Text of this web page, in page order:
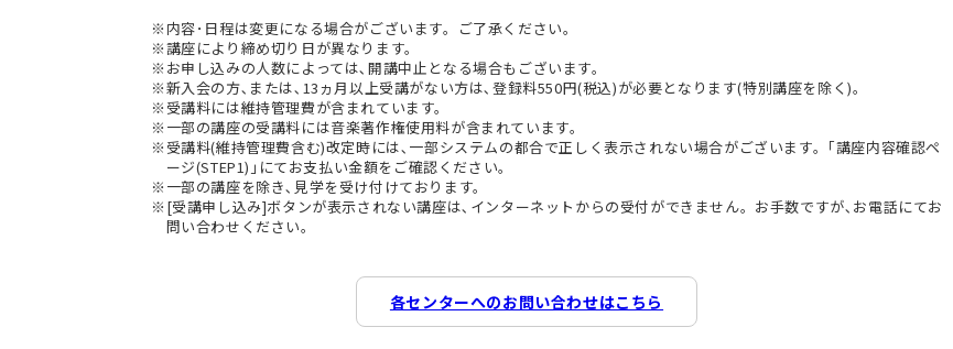
内容･日程は変更になる場合がございます。ご了承ください。
講座により締め切り日が異なります。
お申し込みの人数によっては､開講中止となる場合もございます。
新入会の方､または､13ヵ月以上受講がない方は､登録料550円(税込)が必要となります(特別講座を除く)。
受講料には維持管理費が含まれています。
一部の講座の受講料には音楽著作権使用料が含まれています。
受講料(維持管理費含む)改定時には､一部システムの都合で正しく表示されない場合がございます。｢講座内容確認ペ
ージ(STEP1)｣にてお支払い金額をご確認ください。
一部の講座を除き､見学を受け付けております。
[受講申し込み]ボタンが表示されない講座は､インターネットからの受付ができません。お手数ですが､お電話にてお
問い合わせください。
各センターへのお問い合わせはこちら